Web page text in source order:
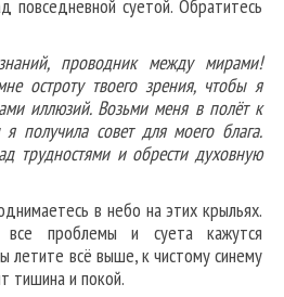
повседневной суетой. Обратитесь
проводник между мирами!
остроту твоего зрения, чтобы я
иллюзий. Возьми меня в полёт к
получила совет для моего блага.
трудностями и обрести духовную
в небо на этих крыльях.
все проблемы и суета кажутся
летите всё выше, к чистому синему
тишина и покой.